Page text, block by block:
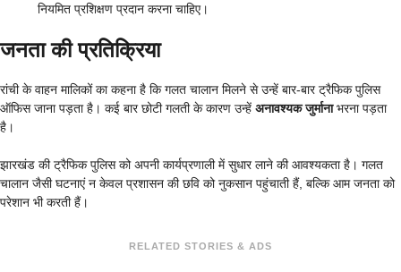
नियमित प्रशिक्षण प्रदान करना चाहिए।
जनता की प्रतिक्रिया
रांची के वाहन मालिकों का कहना है कि गलत चालान मिलने से उन्हें बार-बार ट्रैफिक पुलिस
ऑफिस जाना पड़ता है। कई बार छोटी गलती के कारण उन्हें अनावश्यक जुर्मानाभरना पड़ता
है।
झारखंड की ट्रैफिक पुलिस को अपनी कार्यप्रणाली में सुधार लाने की आवश्यकता है। गलत
चालान जैसी घटनाएं न केवल प्रशासन की छवि को नुकसान पहुंचाती हैं, बल्कि आम जनता को
परेशान भी करती हैं।
RELATED STORIES & ADS